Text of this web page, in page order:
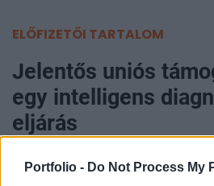
Portfolio - Do Not Process My
ELŐFIZETŐI TARTALOM
Jelentős uniós
egy intelligens
eljárás
Portfolio